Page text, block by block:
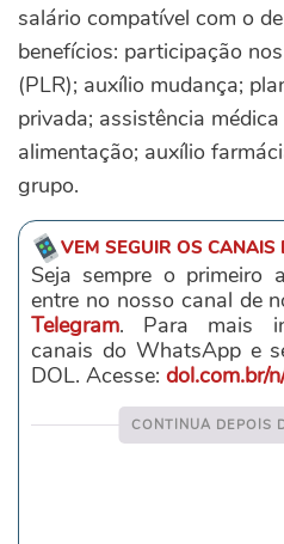
salário compatível com o
benefícios: participação
(PLR); auxílio mudança;
privada; assistência
alimentação; auxílio
grupo.
VEM SEGUIR OS CANAIS
Seja sempre o primeiro
entre no nosso canal de
Telegram. Para mais
canais do WhatsApp e
DOL. Acesse: dol.com.br/